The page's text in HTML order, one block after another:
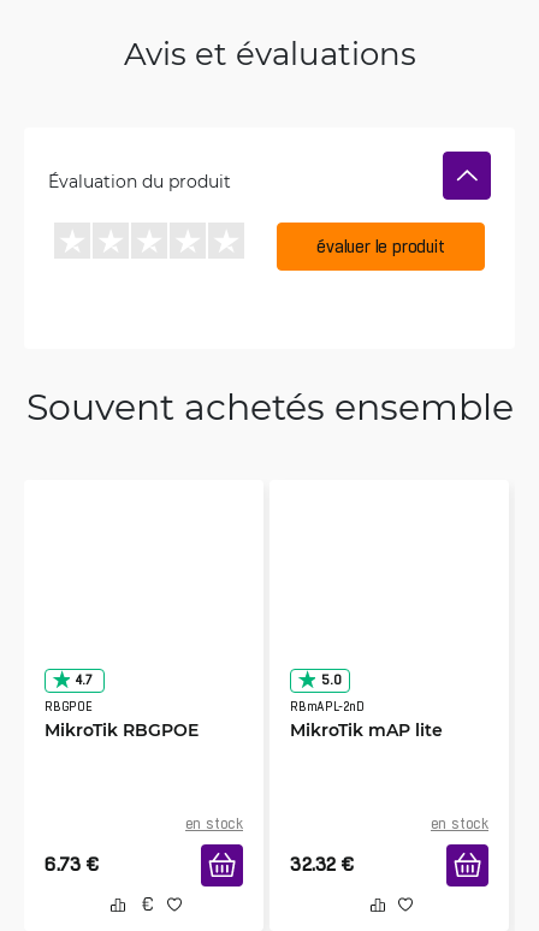
Avis et évaluations
Évaluation du produit
évaluer le produit
Souvent achetés ensemble
4.7
RBGPOE
MikroTik RBGPOE
en stock
6.73 €
5.0
RBmAPL-2nD
MikroTik mAP lite
en stock
32.32 €